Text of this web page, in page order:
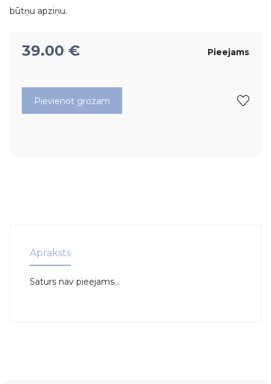
būtņu apziņu.
39.00 € Pieejams
Pievienot grozam
Apraksts
Saturs nav pieejams...